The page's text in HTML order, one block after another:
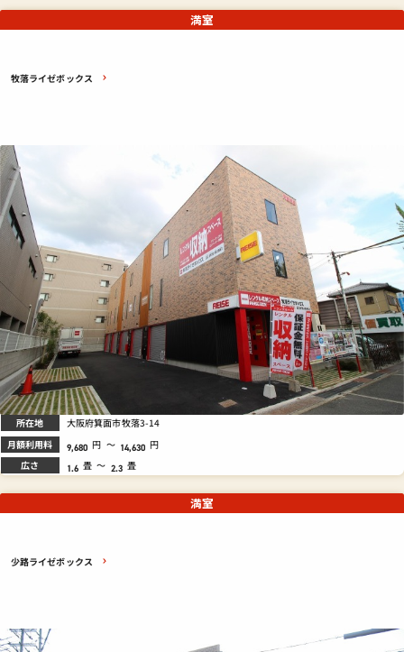
牧落ライゼボックス
満室
所在地 大阪府箕面市牧落3-14
月額利用料 9,680 円 ～ 14,630 円
広さ 1.6 畳 ～ 2.3 畳
少路ライゼボックス
満室